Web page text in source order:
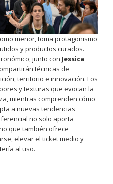
menor, toma protagonismo
y productos curados.
junto con Jessica
técnicas de
territorio e innovación. Los
y texturas que evocan la
mientras comprenden cómo
a nuevas tendencias
no solo aporta
que también ofrece
elevar el ticket medio y
al uso.